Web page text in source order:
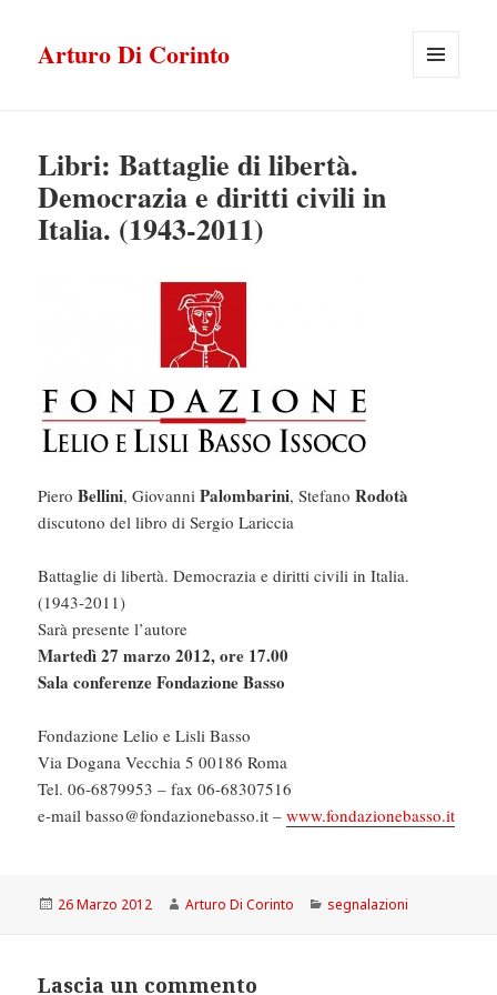
Arturo Di Corinto
Libri: Battaglie di libertà.
Democrazia e diritti civili in
Italia. (1943-2011)
PieroBellini, GiovanniPalombarini, StefanoRodotà
discutono del libro di Sergio Lariccia
Battaglie di libertà. Democrazia e diritti civili in Italia.
(1943-2011)
Sarà presente l’autore
Martedì 27 marzo 2012, ore 17.00
Sala conferenze Fondazione Basso
Fondazione Lelio e Lisli Basso
Via Dogana Vecchia 5 00186 Roma
Tel. 06-6879953 – fax 06-68307516
e-mail basso@fondazionebasso.it –www.fondazionebasso.it
Scritto
26 Marzo 2012 Autore
Arturo Di Corinto Categorie
segnalazioni
Lascia un commento